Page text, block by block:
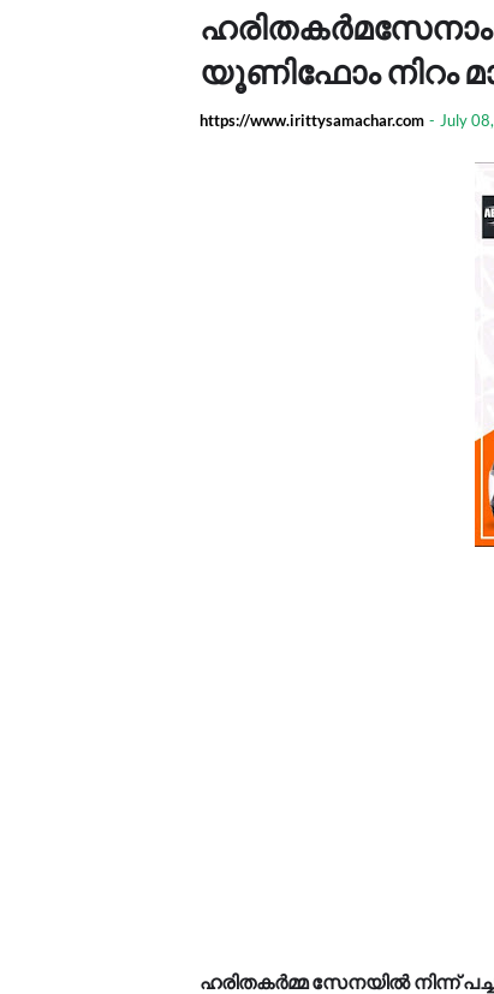
യൂണിഫോം നിറം
https://www.irittysamachar.com - July
ഹരിതകർമ്മ സേനയിൽ നിന്ന്